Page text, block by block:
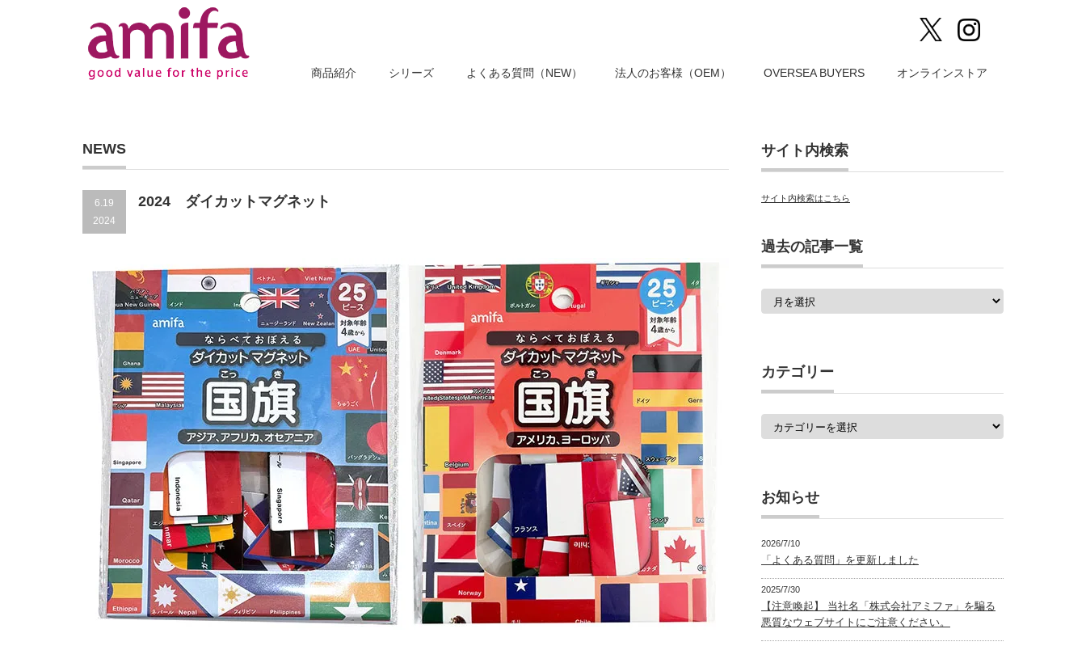
商品紹介 シリーズ よくある質問（NEW） 法人のお客様（OEM） OVERSEA BUYERS オンラインストア
NEWS
6.19
2024
2024 ダイカットマグネット
サイト内検索
サイト内検索はこちら
過去の記事一覧
過
覧
カテゴリー
カ
お知らせ
2026/7/10
「よくある質問」を更新しました
2025/7/30
【注意喚起】 当社名「株式会社アミファ」を騙る
悪質なウェブサイトにご注意ください。